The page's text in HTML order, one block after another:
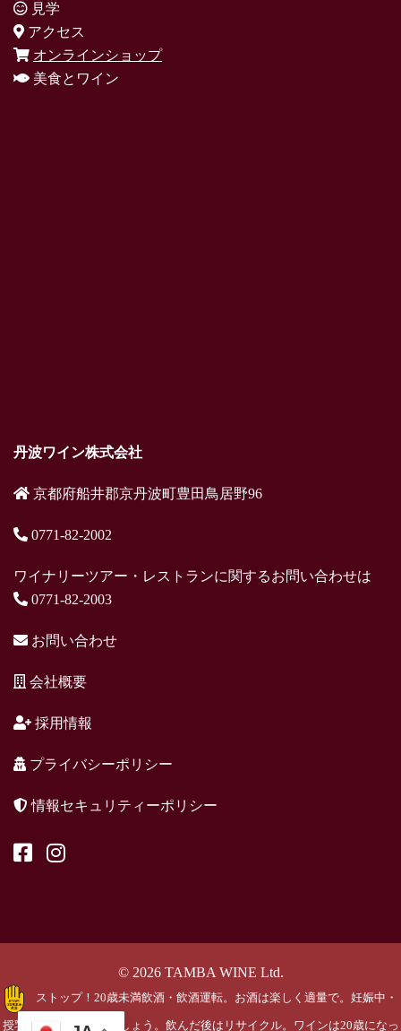
見学
アクセス
オンラインショップ
美食とワイン
丹波ワイン株式会社
京都府船井郡京丹波町豊田鳥居野96
0771-82-2002
ワイナリーツアー・レストランに関するお問い合わせは
0771-82-2003
お問い合わせ
会社概要
採用情報
プライバシーポリシー
情報セキュリティーポリシー
© 2026 TAMBA WINE Ltd.
ストップ！20歳未満飲酒・飲酒運転。お酒は楽しく適量で。妊娠中・
授乳期の飲酒はやめましょう。飲んだ後はリサイクル。ワインは20歳になっ